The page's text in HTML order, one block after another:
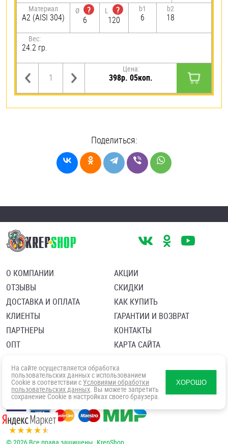
Материал
А2 (AISI 304)
Ø
?
6
L
?
120
b1
6
b2
18
Вес:
24.2 гр.
Цена:
398р. 05коп.
Поделиться:
О КОМПАНИИ
ОТЗЫВЫ
ДОСТАВКА И ОПЛАТА
КЛИЕНТЫ
ПАРТНЕРЫ
ОПТ
АКЦИИ
СКИДКИ
КАК КУПИТЬ
ГАРАНТИИ И ВОЗВРАТ
КОНТАКТЫ
КАРТА САЙТА
Политика в отношении обработки персональных данных
Согласие посетителя сайта на обработку персональных данны
На сайте осуществляется обработка
пользовательских данных с использованием
Cookie в соответствии с Условиями обработки
пользовательских данных. Вы можете запретить
сохранение Cookie в настройках своего браузера.
ХОРОШО